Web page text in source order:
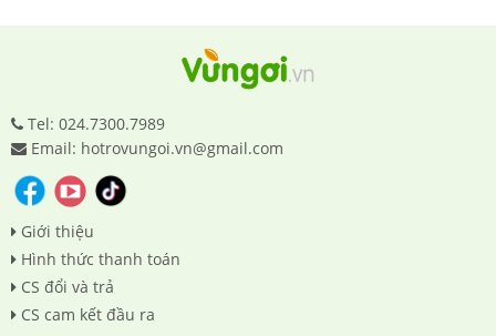
Tel: 024.7300.7989
Email: hotrovungoi.vn@gmail.com
Giới thiệu
Hình thức thanh toán
CS đổi và trả
CS cam kết đầu ra